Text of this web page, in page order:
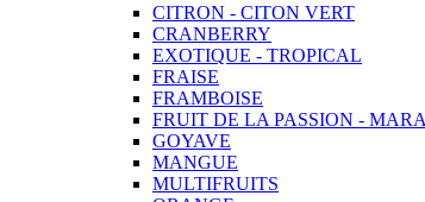
CITRON - CITON VERT
CRANBERRY
EXOTIQUE - TROPICAL
FRAISE
FRAMBOISE
FRUIT DE LA PASSION -
GOYAVE
MANGUE
MULTIFRUITS